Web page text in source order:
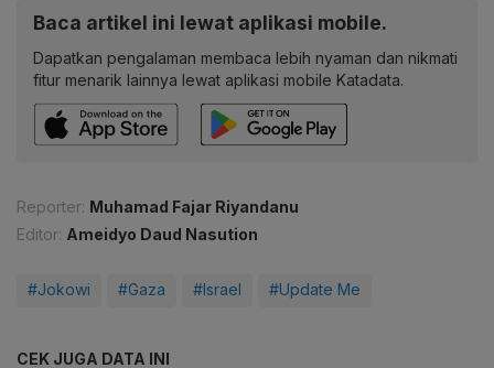
Baca artikel ini lewat aplikasi mobile.
Dapatkan pengalaman membaca lebih nyaman dan nikmati
fitur menarik lainnya lewat aplikasi mobile Katadata.
Reporter: Muhamad Fajar Riyandanu
Editor: Ameidyo Daud Nasution
#Jokowi #Gaza #Israel #Update Me
CEK JUGA DATA INI